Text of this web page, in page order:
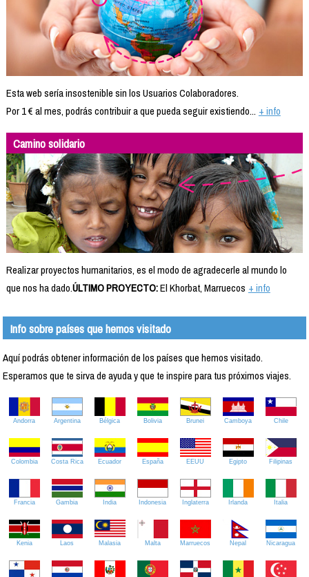
Esta web sería insostenible sin los Usuarios Colaboradores.
Por 1 € al mes, podrás contribuir a que pueda seguir existiendo... + info
Camino solidario
Realizar proyectos humanitarios, es el modo de agradecerle al mundo lo
que nos ha dado.ÚLTIMO PROYECTO:El Khorbat, Marruecos + info
Info sobre países que hemos visitado
Aquí podrás obtener información de los países que hemos visitado.
Esperamos que te sirva de ayuda y que te inspire para tus próximos viajes.
Andorra Argentina Bélgica Bolivia Brunei Camboya Chile
Colombia Costa Rica Ecuador España EEUU Egipto Filipinas
Francia Gambia India Indonesia Inglaterra Irlanda Italia
Kenia Laos Malasia Malta Marruecos Nepal Nicaragua